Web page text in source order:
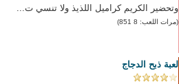
وتحضير الكريم كراميل اللذيذ ولا تنسي ت...
(مرات اللعب: 8 851)
لعبة ذبح الدجاج